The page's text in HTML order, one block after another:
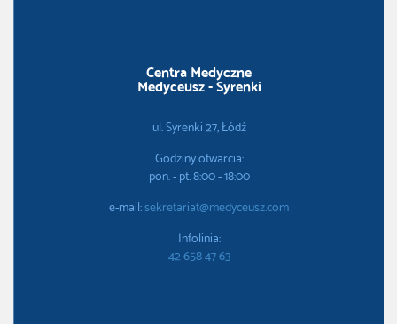
Centra Medyczne
Medyceusz - Syrenki
ul. Syrenki 27, Łódź
Godziny otwarcia:
pon. - pt. 8:00 - 18:00
e-mail:sekretariat@medyceusz.com
Infolinia:
42 658 47 63